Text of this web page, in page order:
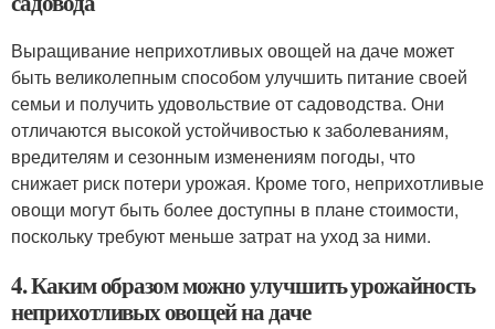
Выращивание неприхотливых овощей на даче может
быть великолепным способом улучшить питание своей
семьи и получить удовольствие от садоводства. Они
отличаются высокой устойчивостью к заболеваниям,
вредителям и сезонным изменениям погоды, что
снижает риск потери урожая. Кроме того, неприхотливые
овощи могут быть более доступны в плане стоимости,
поскольку требуют меньше затрат на уход за ними.
4. Каким образом можно улучшить урожайность
неприхотливых овощей на даче